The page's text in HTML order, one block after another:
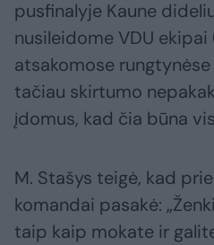
pusfinalyje Kaune
nusileidome VDU ekipai
atsakomose
tačiau skirtumo
įdomus, kad čia būna
M. Stašys teigė, kad
komandai pasakė:
taip kaip mokate ir